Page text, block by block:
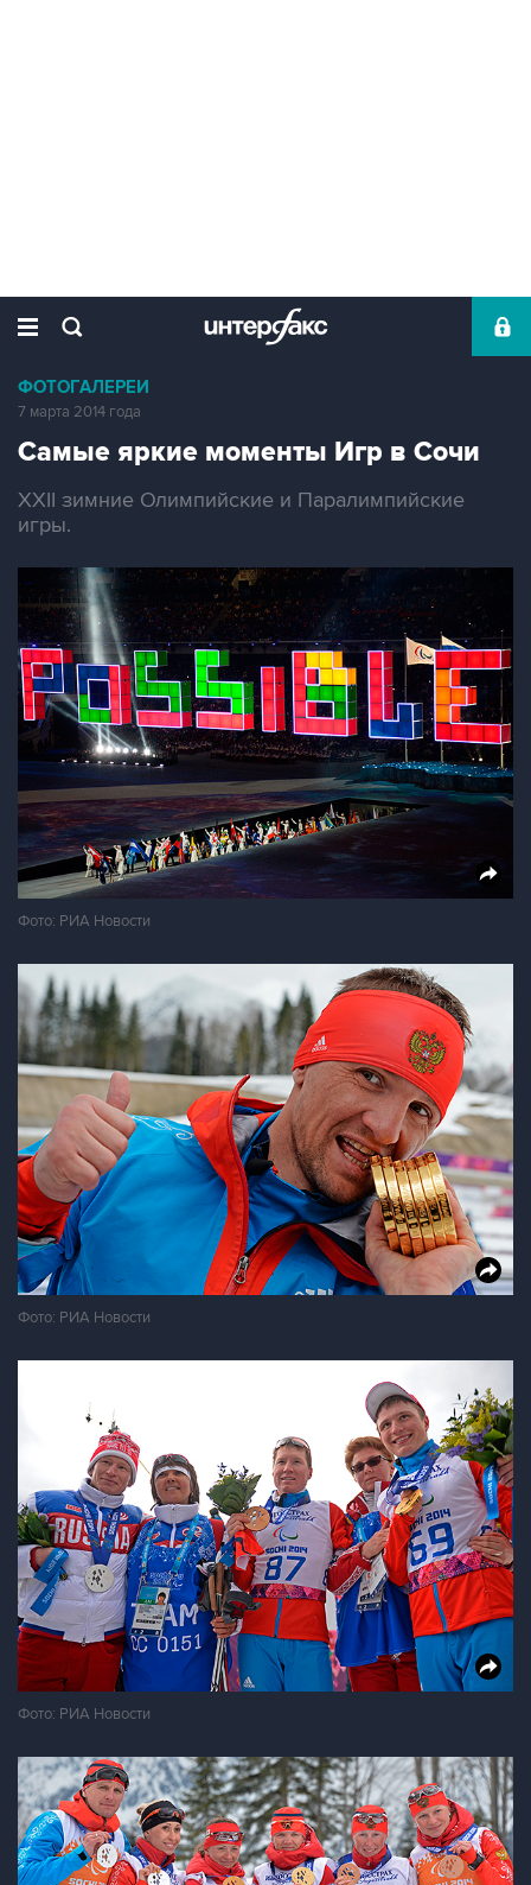
ФОТОГАЛЕРЕИ
7 марта 2014 года
Самые яркие моменты Игр в Сочи
XXII зимние Олимпийские и Паралимпийские
игры.
Фото: РИА Новости
Фото: РИА Новости
Фото: РИА Новости